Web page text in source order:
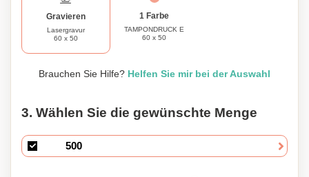
Gravieren
Lasergravur
60 x 50
1 Farbe
TAMPONDRUCK E
60 x 50
Brauchen Sie Hilfe? Helfen Sie mir bei der Auswahl
3. Wählen Sie die gewünschte Menge